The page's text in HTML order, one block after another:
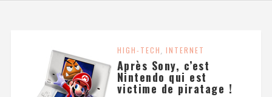
HIGH-TECH, INTERNET
Après Sony, c’est
Nintendo qui est
victime de piratage !